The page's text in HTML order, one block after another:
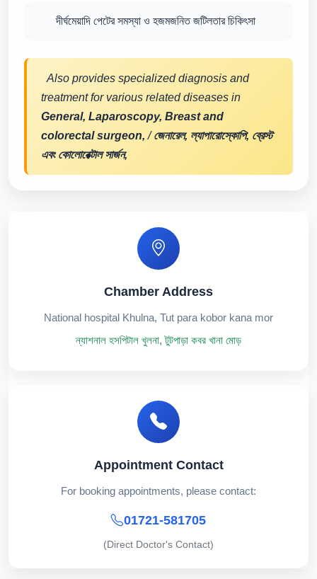
দীর্ঘমেয়াদি পেটের সমস্যা ও হজমজনিত জটিলতার চিকিৎসা
Also provides specialized diagnosis and
treatment for various related diseases in
General, Laparoscopy, Breast and
colorectal surgeon, /জেনারেল, ল্যাপারোস্কোপি, ব্রেস্ট
এবং কোলোরেক্টাল সার্জন,
Chamber Address
National hospital Khulna, Tut para kobor kana mor
ন্যাশনাল হসপিটাল খুলনা, টুটপাড়া কবর খানা মোড়
Appointment Contact
For booking appointments, please contact:
01721-581705
(Direct Doctor's Contact)